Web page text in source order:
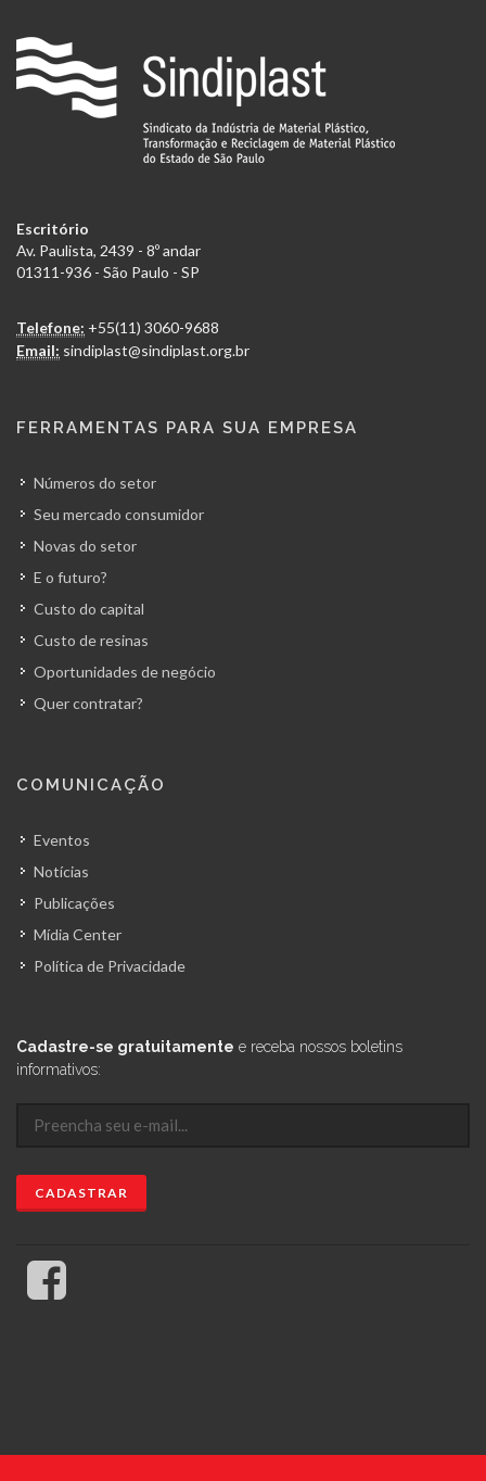
Escritório
Av. Paulista, 2439 - 8º andar
01311-936 - São Paulo - SP
Telefone: +55(11) 3060-9688
Email: sindiplast@sindiplast.org.br
FERRAMENTAS PARA SUA EMPRESA
Números do setor
Seu mercado consumidor
Novas do setor
E o futuro?
Custo do capital
Custo de resinas
Oportunidades de negócio
Quer contratar?
COMUNICAÇÃO
Eventos
Notícias
Publicações
Mídia Center
Política de Privacidade
Cadastre-se gratuitamente e receba nossos boletins
informativos: